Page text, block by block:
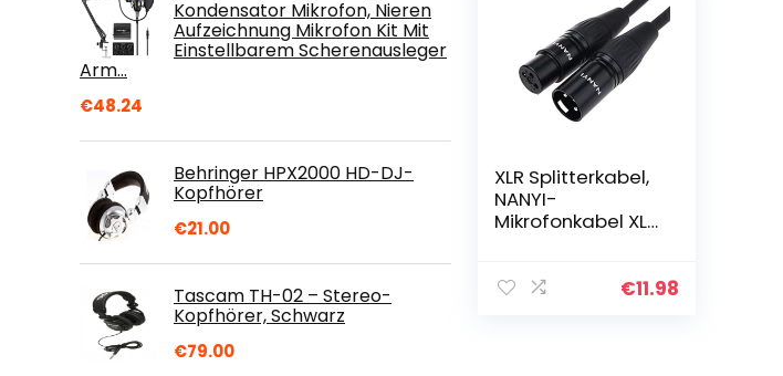
Kondensator Mikrofon, Nieren
Aufzeichnung Mikrofon Kit Mit
Einstellbarem Scherenausleger
Arm…
€48.24
Behringer HPX2000 HD-DJ-
Kopfhörer
€21.00
Tascam TH-02 – Stereo-
Kopfhörer, Schwarz
€79.00
XLR Splitterkabel,
NANYI-
Mikrofonkabel XLR
XLR Buchse auf
€11.98